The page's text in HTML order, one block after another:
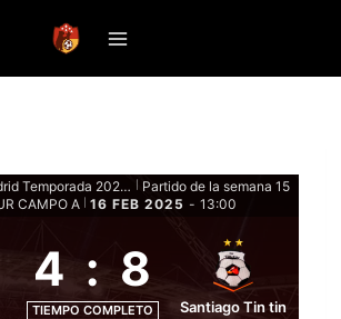
Superliga en Madrid Temporada 2024-25 - Fase de grupos
Partido de la semana 15
CAMPO A
16 FEB 2025 - 13:00
4 : 8
TIEMPO COMPLETO Santiago Tin tin